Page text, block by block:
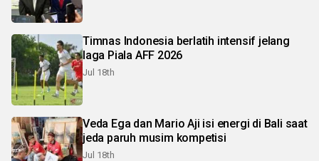
Timnas Indonesia berlatih intensif jelang
laga Piala AFF 2026
Jul 18th
Veda Ega dan Mario Aji isi energi di Bali saat
jeda paruh musim kompetisi
Jul 18th